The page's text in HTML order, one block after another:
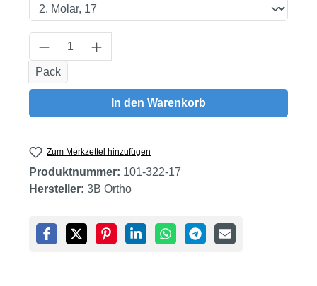
Produkt Anzahl: Gib den gewünschten
Pack
In den Warenkorb
Zum Merkzettel hinzufügen
Produktnummer: 101-322-17
Hersteller: 3B Ortho